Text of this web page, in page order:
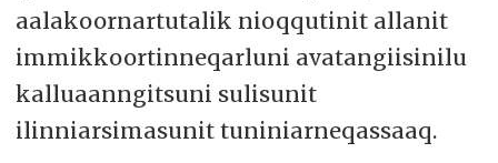
aalakoornartutalik nioqqutinit allanit
immikkoortinneqarluni avatangiisinilu
kalluaanngitsuni sulisunit
ilinniarsimasunit tuniniarneqassaaq.